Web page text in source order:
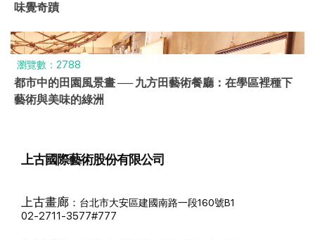
味覺奇蹟
瀏覽數：2788
都市中的田園風景畫 ── 九方田藝術餐廳：在學區裡種下
藝術與美味的綠洲
上古國際藝術股份有限公司
上古畫廊 ： 台北市大安區建國南路一段160號B1
02-2711-3577#777